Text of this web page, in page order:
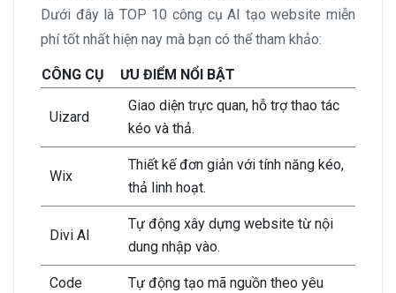
Dưới đây là TOP 10 công cụ AI tạo website miễn
phí tốt nhất hiện nay mà bạn có thể tham khảo:
CÔNG CỤ ƯU ĐIỂM NỔI BẬT
Uizard
Giao diện trực quan, hỗ trợ thao tác
kéo và thả.
Wix
Thiết kế đơn giản với tính năng kéo,
thả linh hoạt.
Divi AI
Tự động xây dựng website từ nội
dung nhập vào.
Code
Tự động tạo mã nguồn theo yêu